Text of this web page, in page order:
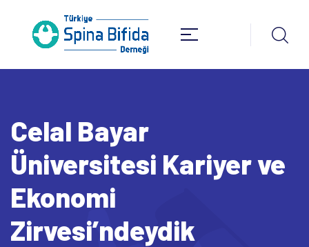
Celal Bayar
Üniversitesi Kariyer ve
Ekonomi
Zirvesi’ndeydik